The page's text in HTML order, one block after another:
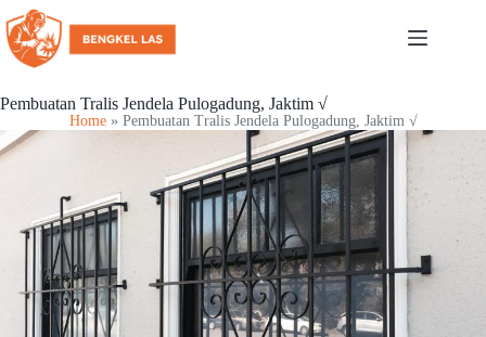
Pembuatan Tralis Jendela Pulogadung, Jaktim √
Home» Pembuatan Tralis Jendela Pulogadung, Jaktim √